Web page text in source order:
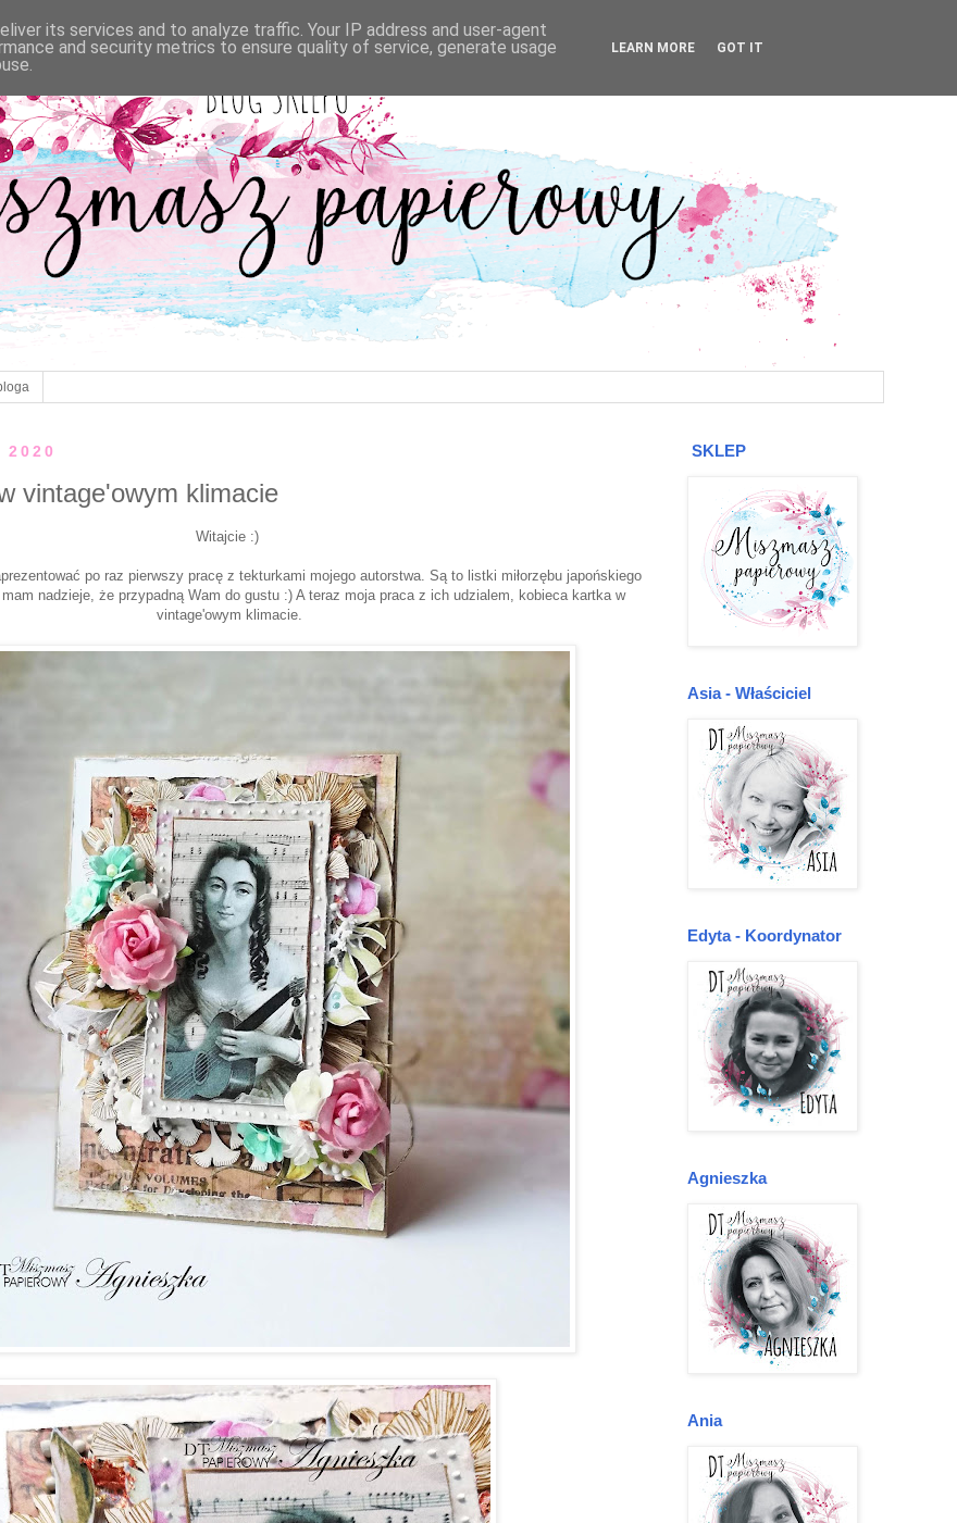
vintage'owym klimacie
Witajcie :)
po raz pierwszy pracę z tekturkami mojego autorstwa. Są to listki miłorzębu japońskiego
nadzieje, że przypadną Wam do gustu :) A teraz moja praca z ich udzialem, kobieca kartka w
vintage'owym klimacie.
SKLEP
Asia - Właściciel
Edyta - Koordynator
Agnieszka
Ania
its services and to analyze traffic. Your IP address and user-agent
and security metrics to ensure quality of service, generate usage
LEARN MORE GOT IT